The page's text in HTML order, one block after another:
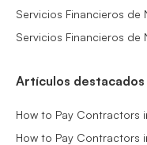
Servicios Financieros de
Servicios Financieros de
Artículos destacados
How to Pay Contractors
How to Pay Contractors